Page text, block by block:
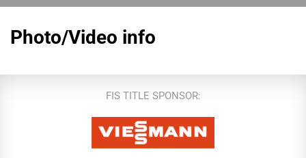
Photo/Video info
FIS TITLE SPONSOR: